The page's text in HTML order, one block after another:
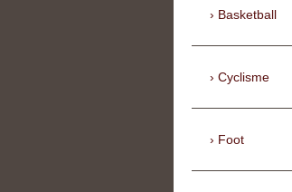
Basketball
Cyclisme
Foot